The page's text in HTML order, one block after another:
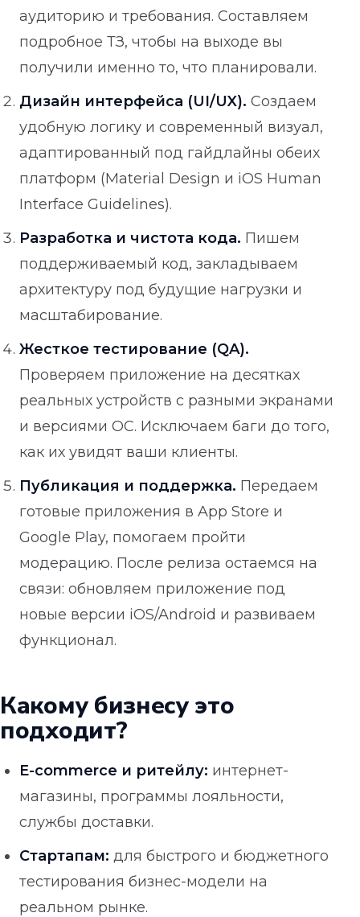
аудиторию и требования. Составляем
подробное ТЗ, чтобы на выходе вы
получили именно то, что планировали.
Дизайн интерфейса (UI/UX). Создаем
удобную логику и современный визуал,
адаптированный под гайдлайны обеих
платформ (Material Design и iOS Human
Interface Guidelines).
Разработка и чистота кода. Пишем
поддерживаемый код, закладываем
архитектуру под будущие нагрузки и
масштабирование.
Жесткое тестирование (QA).
Проверяем приложение на десятках
реальных устройств с разными экранами
и версиями ОС. Исключаем баги до того,
как их увидят ваши клиенты.
Публикация и поддержка. Передаем
готовые приложения в App Store и
Google Play, помогаем пройти
модерацию. После релиза остаемся на
связи: обновляем приложение под
новые версии iOS/Android и развиваем
функционал.
Какому бизнесу это
подходит?
E-commerce и ритейлу: интернет-
магазины, программы лояльности,
службы доставки.
Стартапам: для быстрого и бюджетного
тестирования бизнес-модели на
реальном рынке.